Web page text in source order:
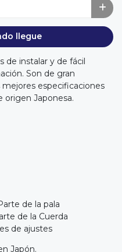
llegue
de instalar y de fácil
Son de gran
mejores especificaciones
origen Japonesa.
de la pala
de la Cuerda
de ajustes
Japón.